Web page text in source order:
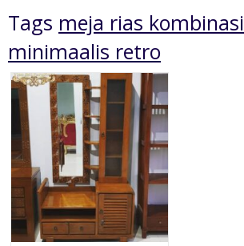
Tags meja rias kombinasi
minimaalis retro